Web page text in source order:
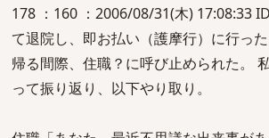
178 ：160 ：2006/08/31(木) 17:08:33
て退院し、即お払い（護摩行）に行っ
帰る間際、住職？に呼び止められた。
って振り返り、以下やり取り。